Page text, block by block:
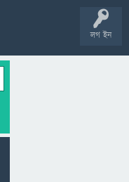
লগ ইন